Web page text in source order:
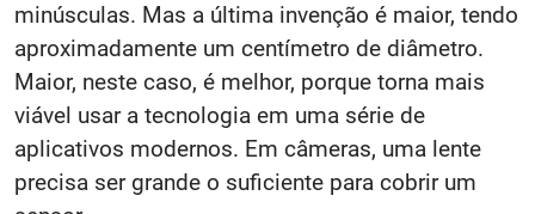
minúsculas. Mas a última invenção é maior, tendo
aproximadamente um centímetro de diâmetro.
Maior, neste caso, é melhor, porque torna mais
viável usar a tecnologia em uma série de
aplicativos modernos. Em câmeras, uma lente
precisa ser grande o suficiente para cobrir um